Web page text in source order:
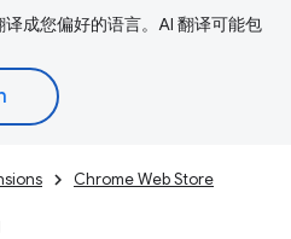
成您偏好的语言。AI 翻译可能包
Chrome Web Store